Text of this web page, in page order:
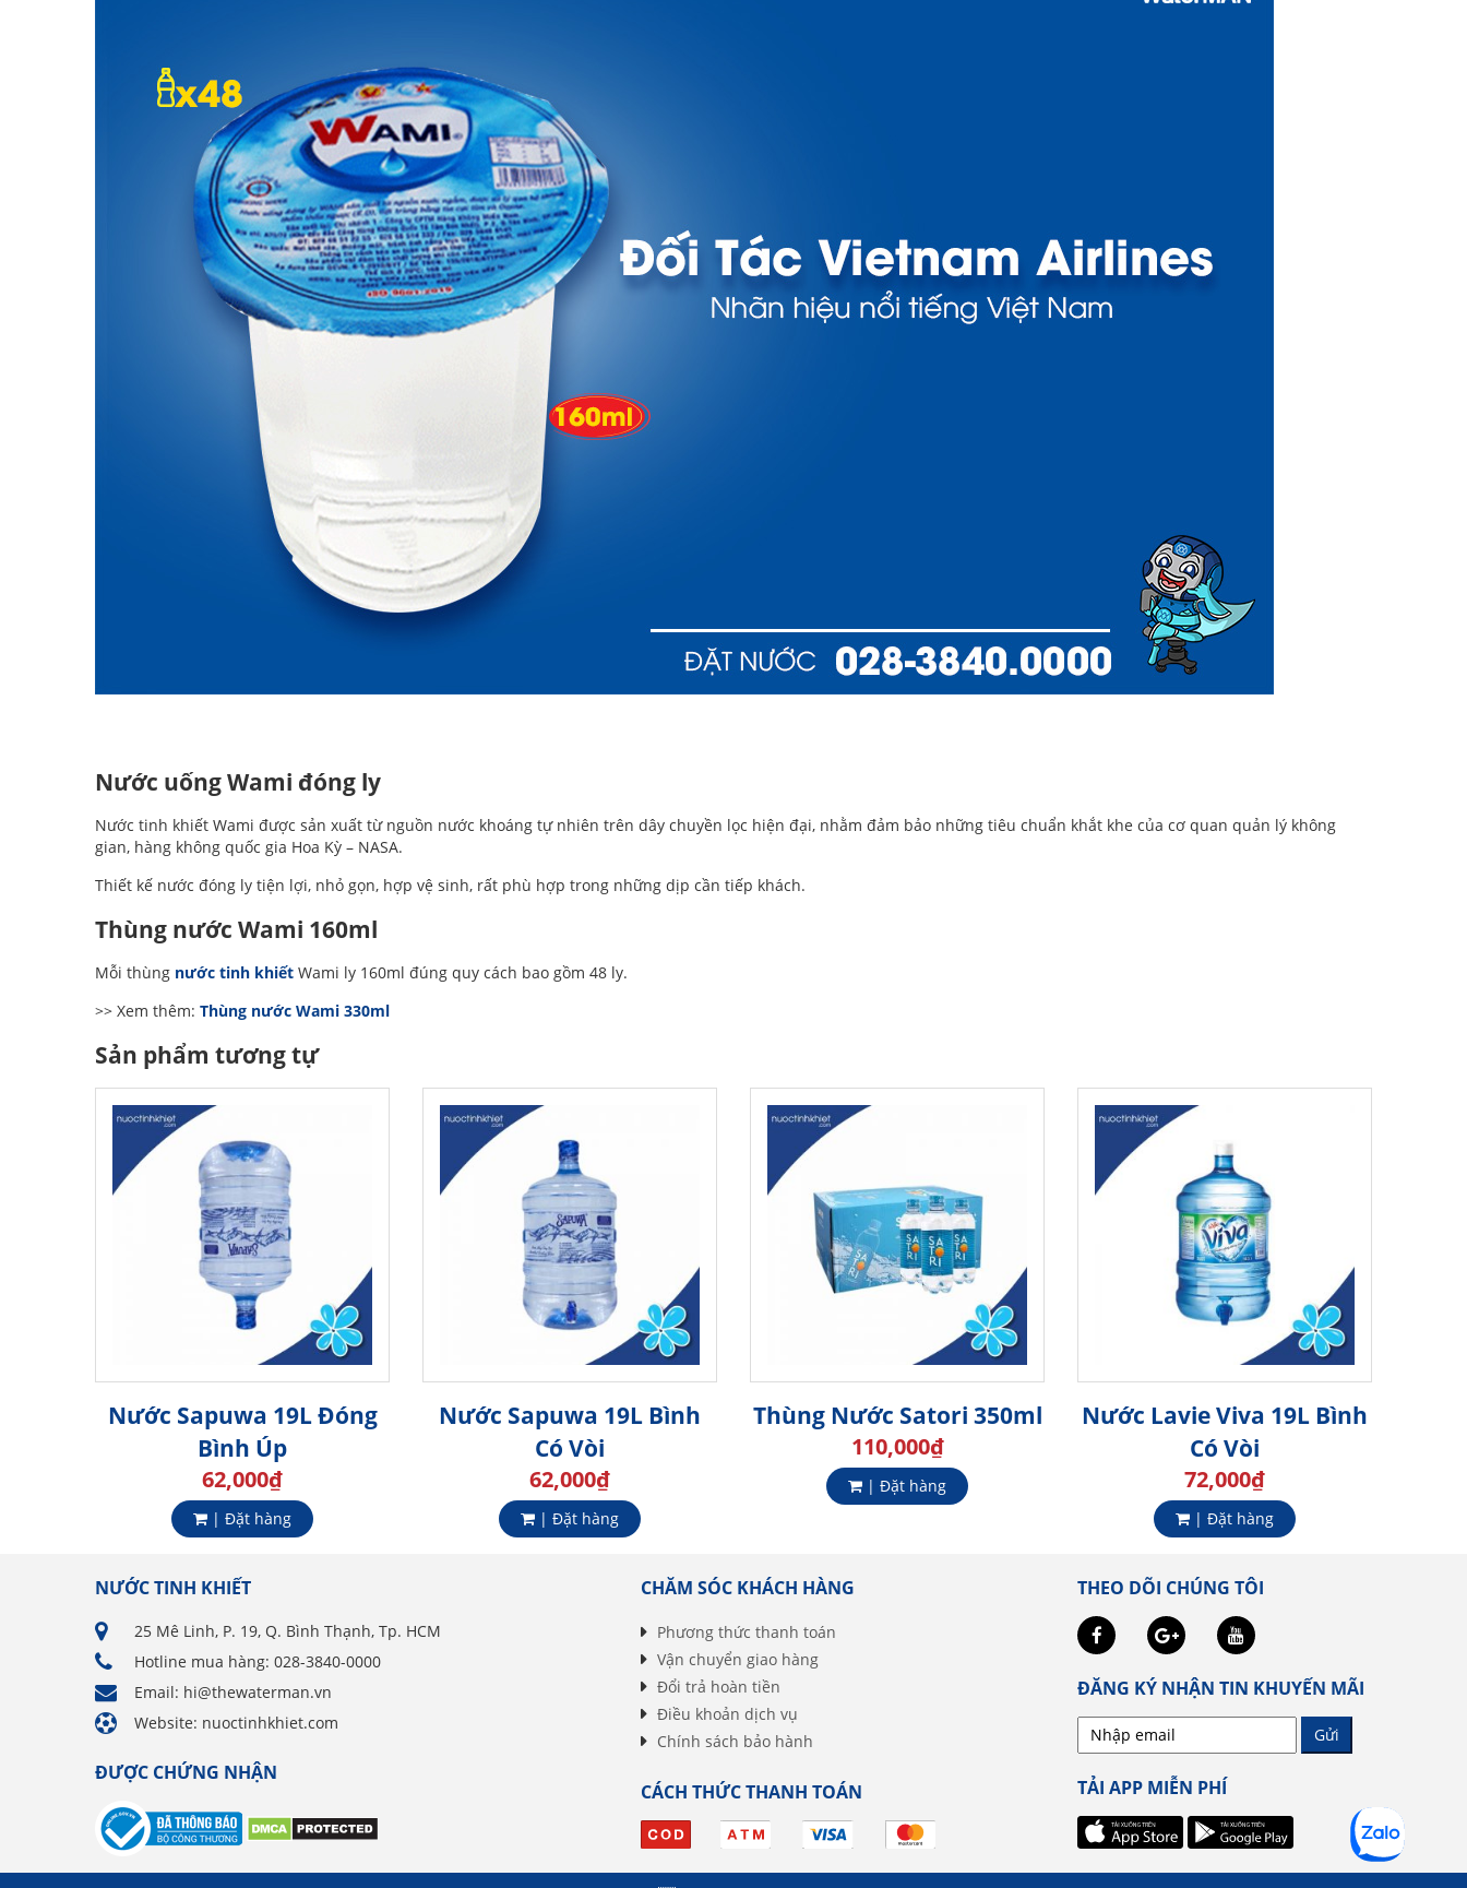
Nước uống Wami đóng ly
Nước tinh khiết Wami được sản xuất từ nguồn nước khoáng tự nhiên trên dây chuyền lọc hiện đại, nhằm đảm bảo những tiêu chuẩn khắt khe của cơ quan quản lý không
gian, hàng không quốc gia Hoa Kỳ – NASA.
Thiết kế nước đóng ly tiện lợi, nhỏ gọn, hợp vệ sinh, rất phù hợp trong những dịp cần tiếp khách.
Thùng nước Wami 160ml
Mỗi thùng nước tinh khiết Wami ly 160ml đúng quy cách bao gồm 48 ly.
>> Xem thêm: Thùng nước Wami 330ml
Sản phẩm tương tự
Nước Sapuwa 19L Đóng
Bình Úp
62,000₫
| Đặt hàng
Nước Sapuwa 19L Bình
Có Vòi
62,000₫
| Đặt hàng
Thùng Nước Satori 350ml
110,000₫
| Đặt hàng
Nước Lavie Viva 19L Bình
Có Vòi
72,000₫
| Đặt hàng
NƯỚC TINH KHIẾT
25 Mê Linh, P. 19, Q. Bình Thạnh, Tp. HCM
Hotline mua hàng: 028-3840-0000
Email: hi@thewaterman.vn
Website: nuoctinhkhiet.com
ĐƯỢC CHỨNG NHẬN
CHĂM SÓC KHÁCH HÀNG
Phương thức thanh toán
Vận chuyển giao hàng
Đổi trả hoàn tiền
Điều khoản dịch vụ
Chính sách bảo hành
CÁCH THỨC THANH TOÁN
THEO DÕI CHÚNG TÔI
ĐĂNG KÝ NHẬN TIN KHUYẾN MÃI
Gửi
TẢI APP MIỄN PHÍ